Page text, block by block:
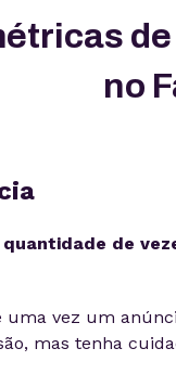
no
de
uma vez um
mas tenha